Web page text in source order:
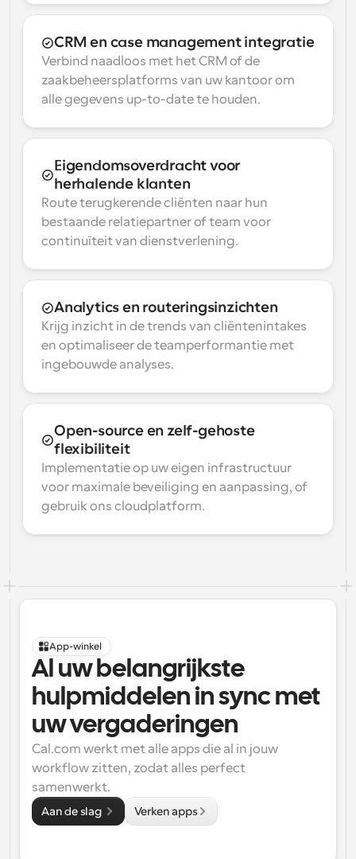
CRM en case management integratie
Verbind naadloos met het CRM of de
zaakbeheersplatforms van uw kantoor om
alle gegevens up-to-date te houden.
Eigendomsoverdracht voor
herhalende klanten
Route terugkerende cliënten naar hun
bestaande relatiepartner of team voor
continuïteit van dienstverlening.
Analytics en routeringsinzichten
Krijg inzicht in de trends van cliëntenintakes
en optimaliseer de teamperformantie met
ingebouwde analyses.
Open-source en zelf-gehoste
flexibiliteit
Implementatie op uw eigen infrastructuur
voor maximale beveiliging en aanpassing, of
gebruik ons cloudplatform.
App-winkel
Al uw belangrijkste
hulpmiddelen in sync met
uw vergaderingen
Cal.com werkt met alle apps die al in jouw
workflow zitten, zodat alles perfect
samenwerkt.
Aan de slag Verken apps